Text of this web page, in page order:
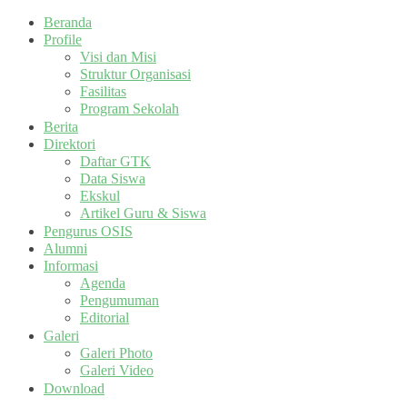
Beranda
Profile
Visi dan Misi
Struktur Organisasi
Fasilitas
Program Sekolah
Berita
Direktori
Daftar GTK
Data Siswa
Ekskul
Artikel Guru & Siswa
Pengurus OSIS
Alumni
Informasi
Agenda
Pengumuman
Editorial
Galeri
Galeri Photo
Galeri Video
Download